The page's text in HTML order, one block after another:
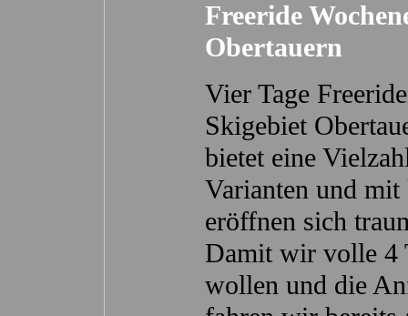
Freeride
Obertauern
Vier Tage
Skigebiet
bietet eine
Varianten und
eröffnen sich
Damit wir volle 4
wollen und die